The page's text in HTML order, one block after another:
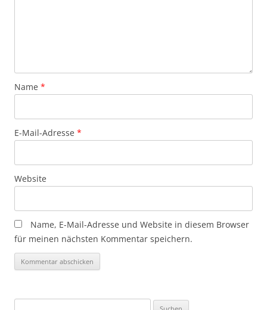
Name *
E-Mail-Adresse *
Website
Name, E-Mail-Adresse und Website in diesem Browser
für meinen nächsten Kommentar speichern.